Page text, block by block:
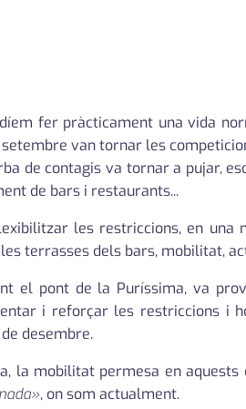
fer pràcticament una vida
van tornar les
de contagis va tornar a pujar,
de bars i restaurants...
les restriccions, en una
terrasses dels bars, mobilitat,
el pont de la Puríssima, va
i reforçar les restriccions i
desembre.
la mobilitat permesa en
, on som actualment.